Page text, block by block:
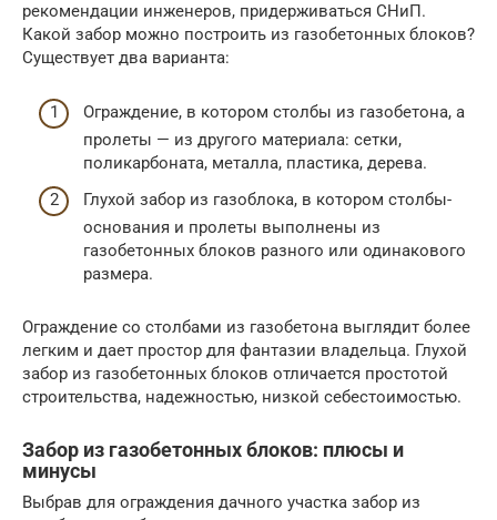
рекомендации инженеров, придерживаться СНиП.
Какой забор можно построить из газобетонных блоков?
Существует два варианта:
Ограждение, в котором столбы из газобетона, а
пролеты — из другого материала: сетки,
поликарбоната, металла, пластика, дерева.
Глухой забор из газоблока, в котором столбы-
основания и пролеты выполнены из
газобетонных блоков разного или одинакового
размера.
Ограждение со столбами из газобетона выглядит более
легким и дает простор для фантазии владельца. Глухой
забор из газобетонных блоков отличается простотой
строительства, надежностью, низкой себестоимостью.
Забор из газобетонных блоков: плюсы и
минусы
Выбрав для ограждения дачного участка забор из